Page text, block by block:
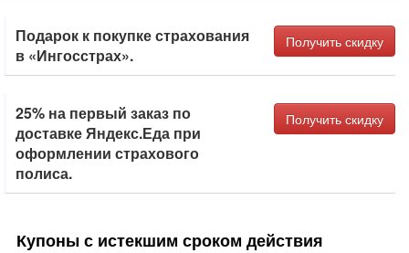
Подарок к покупке страхования
в «Ингосстрах».
Получить скидку
25% на первый заказ по
доставке Яндекс.Еда при
оформлении страхового
полиса.
Получить скидку
Купоны с истекшим сроком действия